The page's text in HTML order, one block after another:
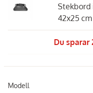
Stekbord
42x25 cm
Du sparar
Modell